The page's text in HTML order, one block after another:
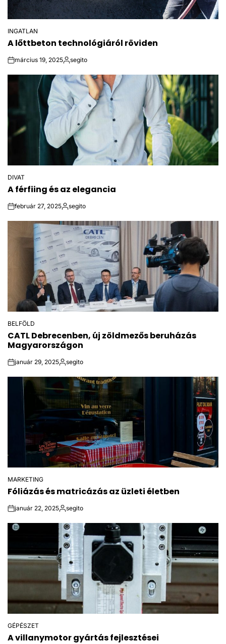
POSTED
IN
INGATLAN
A lőttbeton technológiáról röviden
onmárcius 19, 2025Posted
segito
POSTED
IN
DIVAT
A férfiing és az elegancia
onfebruár 27, 2025Posted
segito
POSTED
IN
BELFÖLD
CATL Debrecenben, új zöldmezős beruházás
Magyarországon
onjanuár 29, 2025Posted
segito
POSTED
IN
MARKETING
Fóliázás és matricázás az üzleti életben
onjanuár 22, 2025Posted
segito
POSTED
IN
GÉPÉSZET
A villanymotor gyártás fejlesztései